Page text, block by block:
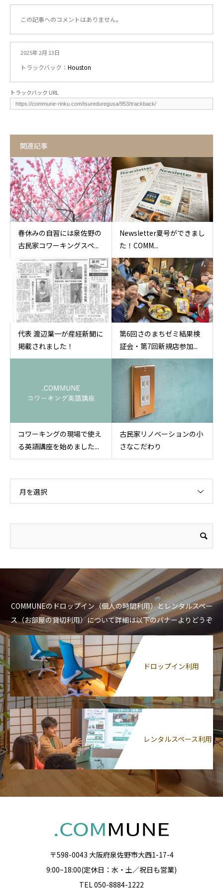
この記事へのコメントはありません。
2025年 2月 13日
トラックバック： Houston
トラックバック URL
関連記事
春休みの自習には泉佐野の
古民家コワーキングスペ...
Newsletter夏号ができまし
た！COMM...
代表 渡辺葉一が産経新聞に
掲載されました！
第6回さのまちゼミ結果検
証会・第7回新規店参加...
コワーキングの現場で使え
る英語講座を始めました...
古民家リノベーションの小
さなこだわり
月を選択
COMMUNEのドロップイン（個人の時間利用）とレンタルスペー
ス（お部屋の貸切利用）について詳細は以下のバナーよりどうぞ
ドロップイン利用
レンタルスペース利用
〒598-0043 大阪府泉佐野市大西1-17-4
9:00~18:00(定休日：水・土／祝日も営業)
TEL 050-8884-1222